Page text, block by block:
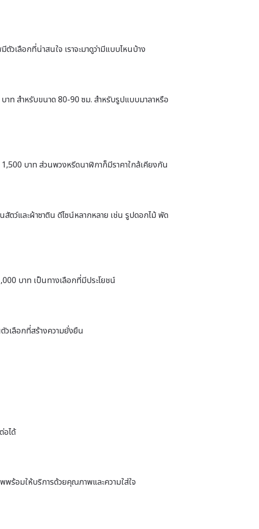
วเลือกที่น่าสนใจ เราจะมาดูว่ามีแบบไหนบ้าง
ท สำหรับขนาด 80-90 ซม. สำหรับรูปแบบมาลาหรือ
บาท ส่วนพวงหรีดนาฬิกาก็มีราคาใกล้เคียงกัน
ตว์และผ้าซาติน ดีไซน์หลากหลาย เช่น รูปดอกไม้ พัด
บาท เป็นทางเลือกที่มีประโยชน์
วเลือกที่สร้างความยั่งยืน
อได้
พร้อมให้บริการด้วยคุณภาพและความใส่ใจ